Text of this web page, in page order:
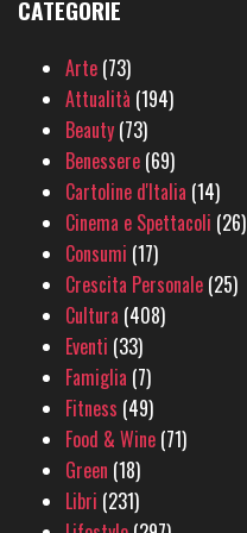
CATEGORIE
Arte (73)
Attualità (194)
Beauty (73)
Benessere (69)
Cartoline d'Italia (14)
Cinema e Spettacoli (26)
Consumi (17)
Crescita Personale (25)
Cultura (408)
Eventi (33)
Famiglia (7)
Fitness (49)
Food & Wine (71)
Green (18)
Libri (231)